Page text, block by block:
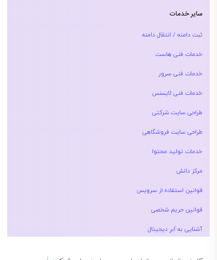
سایر خدمات
ثبت دامنه / انتقال دامنه
خدمات فنی هاست
خدمات فنی سرور
خدمات فنی لایسنس
طراحی سایت شرکتی
طراحی سایت فروشگاهی
خدمات تولید محتوا
مرکز دانش
قوانین استفاده از سرویس
قوانین حریم شخصی
آشنایی به اَبرِ دیجیتال